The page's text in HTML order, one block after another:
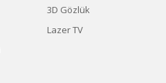
3D Gözlük
Lazer TV